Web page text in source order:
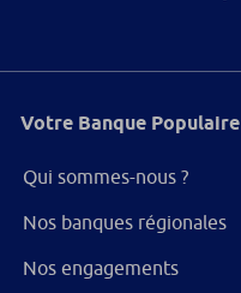
Votre Banque Populaire
Qui sommes-nous ?
Nos banques régionales
Nos engagements